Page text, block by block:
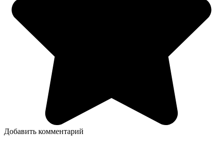
Добавить комментарий